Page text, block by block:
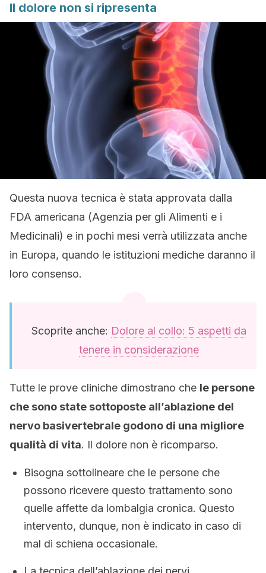
Il dolore non si ripresenta
Questa nuova tecnica è stata approvata dalla
FDA americana (Agenzia per gli Alimenti e i
Medicinali) e in pochi mesi verrà utilizzata anche
in Europa, quando le istituzioni mediche daranno il
loro consenso.
Scoprite anche: Dolore al collo: 5 aspetti da
tenere in considerazione
Tutte le prove cliniche dimostrano che le persone
che sono state sottoposte all’ablazione del
nervo basivertebrale godono di una migliore
qualità di vita. Il dolore non è ricomparso.
Bisogna sottolineare che le persone che
possono ricevere questo trattamento sono
quelle affette da lombalgia cronica. Questo
intervento, dunque, non è indicato in caso di
mal di schiena occasionale.